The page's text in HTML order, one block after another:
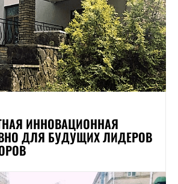
ИННОВАЦИОННАЯ
ДЛЯ БУДУЩИХ ЛИДЕРОВ